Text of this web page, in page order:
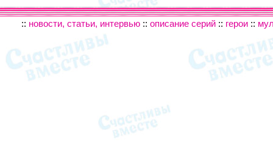
:: новости, статьи, интервью :: описание серий :: герои ::